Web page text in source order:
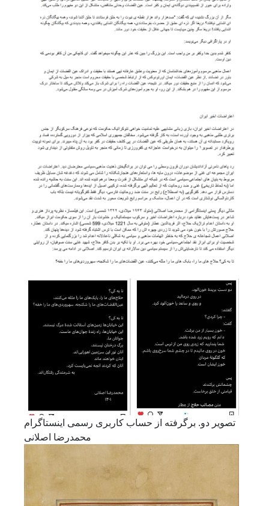
تصویر دو. برگرفته از حساب کاربری رسمی اینستاگرام
محمدرضا اصلانی